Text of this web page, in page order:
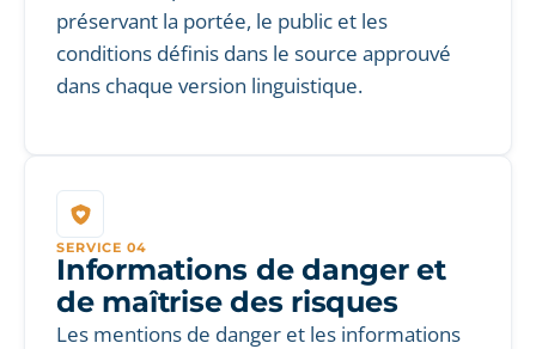
préservant la portée, le public et les
conditions définis dans le source approuvé
dans chaque version linguistique.
SERVICE 04
Informations de danger et
de maîtrise des risques
Les mentions de danger et les informations